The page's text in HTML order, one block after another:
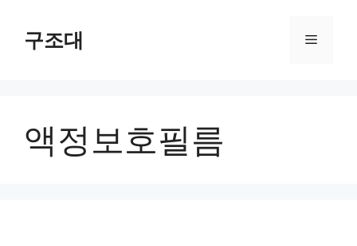
구조대 메
액정보호필름